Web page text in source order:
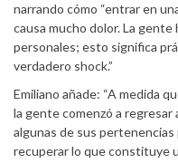
narrando cómo “entrar en
causa mucho dolor. La
personales; esto significa
verdadero shock.”
Emiliano añade: “A medida
la gente comenzó a regresar
algunas de sus
recuperar lo que constituye